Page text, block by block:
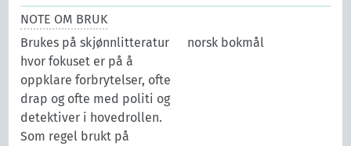
NOTE OM BRUK
Brukes på skjønnlitteratur
hvor fokuset er på å
oppklare forbrytelser, ofte
drap og ofte med politi og
detektiver i hovedrollen.
Som regel brukt på
norsk bokmål